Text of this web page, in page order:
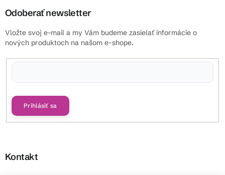
Odoberať newsletter
Vložte svoj e-mail a my Vám budeme zasielať informácie o
nových produktoch na našom e-shope.
Prihlásiť sa
Kontakt